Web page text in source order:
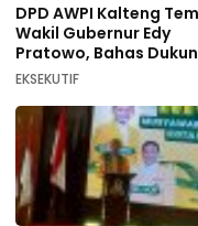
DPD AWPI Kalteng
Wakil Gubernur Edy
Pratowo, Bahas
Kongres Nasional II
EKSEKUTIF